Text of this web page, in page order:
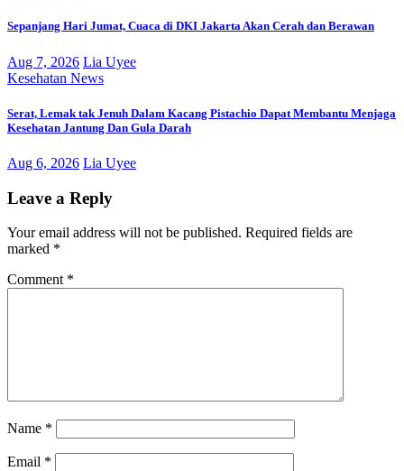
Sepanjang Hari Jumat, Cuaca di DKI Jakarta Akan Cerah dan Berawan
Aug 7, 2026 Lia Uyee
Kesehatan News
Serat, Lemak tak Jenuh Dalam Kacang Pistachio Dapat Membantu Menjaga
Kesehatan Jantung Dan Gula Darah
Aug 6, 2026 Lia Uyee
Leave a Reply
Your email address will not be published. Required fields are
marked *
Comment *
Name *
Email *